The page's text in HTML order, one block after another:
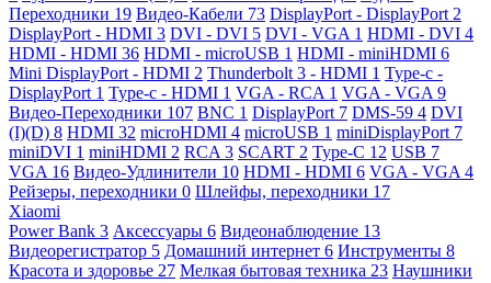
Переходники 19 Видео-Кабели 73 DisplayPort - DisplayPort 2
DisplayPort - HDMI 3 DVI - DVI 5 DVI - VGA 1 HDMI - DVI 4
HDMI - HDMI 36 HDMI - microUSB 1 HDMI - miniHDMI 6
Mini DisplayPort - HDMI 2 Thunderbolt 3 - HDMI 1 Type-c -
DisplayPort 1 Type-c - HDMI 1 VGA - RCA 1 VGA - VGA 9
Видео-Переходники 107 BNC 1 DisplayPort 7 DMS-59 4 DVI
(I)(D) 8 HDMI 32 microHDMI 4 microUSB 1 miniDisplayPort 7
miniDVI 1 miniHDMI 2 RCA 3 SCART 2 Type-C 12 USB 7
VGA 16 Видео-Удлинители 10 HDMI - HDMI 6 VGA - VGA 4
Рейзеры, переходники 0 Шлейфы, переходники 17
Xiaomi
Power Bank 3 Аксессуары 6 Видеонаблюдение 13
Видеорегистратор 5 Домашний интернет 6 Инструменты 8
Красота и здоровье 27 Мелкая бытовая техника 23 Наушники